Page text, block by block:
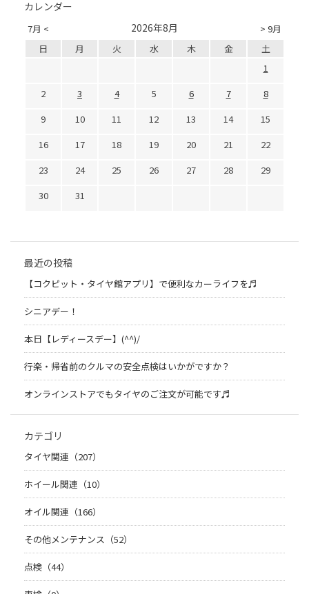
カレンダー
7月 < > 9月
2026年8月
日 月 火 水 木 金
土
1
2
3 4 5 6 7
8
9
10 11 12 13 14
15
16
17 18 19 20 21
22
23
24 25 26 27 28
29
30
31
最近の投稿
【コクピット・タイヤ館アプリ】で便利なカーライフを♬
シニアデー！
本日【レディースデー】(^^)/
行楽・帰省前のクルマの安全点検はいかがですか？
オンラインストアでもタイヤのご注文が可能です♬
カテゴリ
タイヤ関連（207）
ホイール関連（10）
オイル関連（166）
その他メンテナンス（52）
点検（44）